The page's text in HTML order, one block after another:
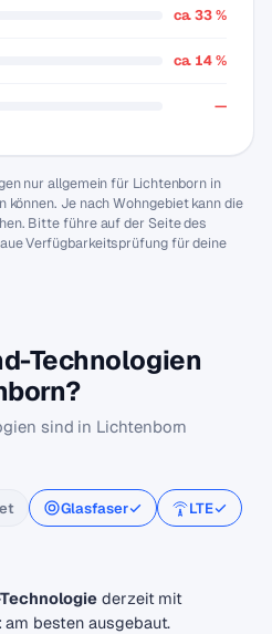
ca. 33 %
ca. 14 %
—
nur allgemein für Lichtenborn in
Je nach Wohngebiet kann die
Bitte führe auf der Seite des
Verfügbarkeitsprüfung für deine
Technologien
sind in Lichtenborn
Glasfaser
LTE
derzeit mit
am besten ausgebaut.